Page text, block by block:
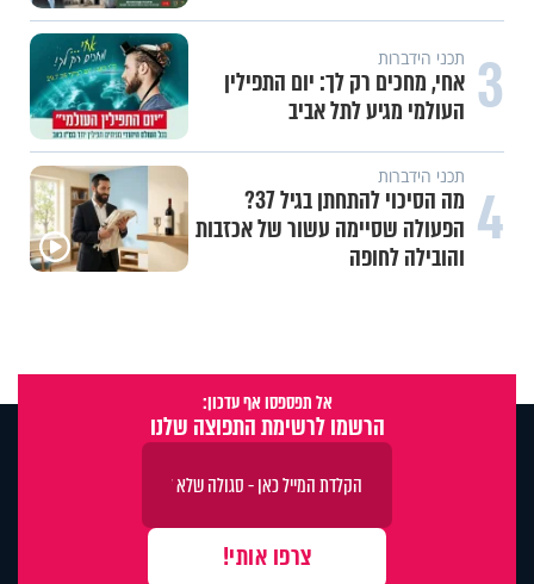
3 תכני הידברות
אחי, מחכים רק לך: יום התפילין
העולמי מגיע לתל אביב
4 תכני הידברות
מה הסיכוי להתחתן בגיל 37?
הפעולה שסיימה עשור של אכזבות
והובילה לחופה
אל תפספסו אף עדכון:
הרשמו לרשימת התפוצה שלנו